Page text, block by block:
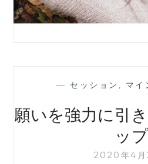
— セッション , マイ
願いを強力に引
ップ
2020年4月